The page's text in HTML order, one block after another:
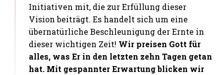
Initiativen mit, die zur Erfüllung dieser
Vision beiträgt. Es handelt sich um eine
übernatürliche Beschleunigung der Ernte in
dieser wichtigen Zeit! Wir preisen Gott für
alles, was Er in den letzten zehn Tagen getan
hat. Mit gespannter Erwartung blicken wir